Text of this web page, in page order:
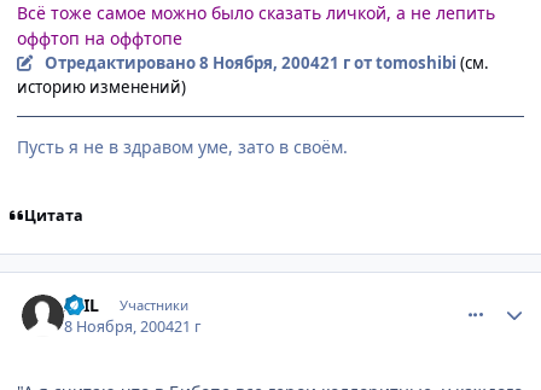
Всё тоже самое можно было сказать личкой, а не лепить
оффтоп на оффтопе
Отредактировано8 Ноября, 200421 гот tomoshibi (см.
историю изменений)
Пусть я не в здравом уме, зато в своём.
Цитата
ZeIL Участники
8 Ноября, 200421 г